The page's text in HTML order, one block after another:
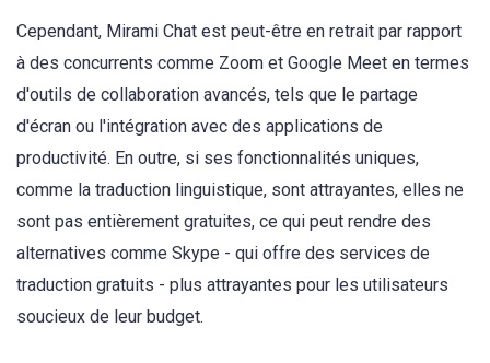
Cependant, Mirami Chat est peut-être en retrait par rapport
à des concurrents comme Zoom et Google Meet en termes
d'outils de collaboration avancés, tels que le partage
d'écran ou l'intégration avec des applications de
productivité. En outre, si ses fonctionnalités uniques,
comme la traduction linguistique, sont attrayantes, elles ne
sont pas entièrement gratuites, ce qui peut rendre des
alternatives comme Skype - qui offre des services de
traduction gratuits - plus attrayantes pour les utilisateurs
soucieux de leur budget.